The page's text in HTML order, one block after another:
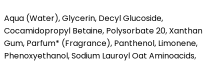
Aqua (Water), Glycerin, Decyl Glucoside,
Cocamidopropyl Betaine, Polysorbate 20, Xanthan
Gum, Parfum* (Fragrance), Panthenol, Limonene,
Phenoxyethanol, Sodium Lauroyl Oat Aminoacids,